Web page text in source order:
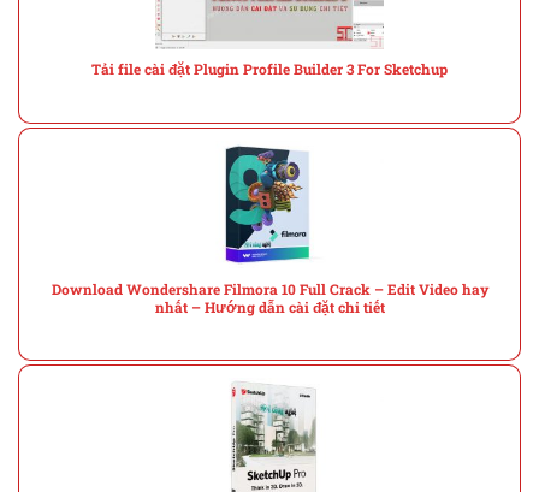
Tải file cài đặt Plugin Profile Builder 3 For Sketchup
Download Wondershare Filmora 10 Full Crack – Edit Video hay
nhất – Hướng dẫn cài đặt chi tiết